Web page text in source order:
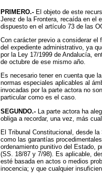
PRIMERO.- El objeto de este
Jerez de la Frontera, recaída en el
dispuesto en el artículo 73 de las
Con carácter previo a considerar el
del expediente administrativo, ya
por la Ley 17/1999 de Andalucía,
de octubre de ese mismo año.
Es necesario tener en cuenta que
normas especiales aplicables al
invocadas por la parte actora no
particular como es el caso.
SEGUNDO.- La parte actora ha
obliga a recordar, una vez, más
El Tribunal Constitucional, desde
como las garantías
ordenamiento punitivo del Estado,
(SS. 18/87 y 7/98). Es aplicable,
esté basada en actos o medios
inocencia; y que cualquier